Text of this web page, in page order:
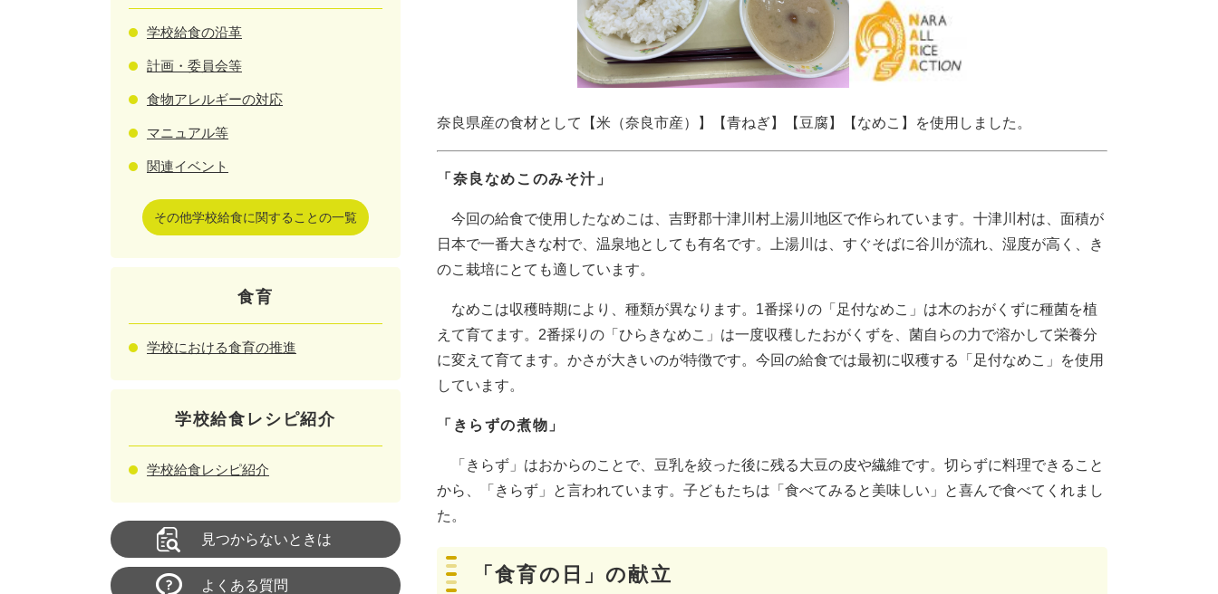
奈良県産の食材として【米（奈良市産）】【青ねぎ】【豆腐】【なめこ】を使用しました。
「奈良なめこのみそ汁」
今回の給食で使用したなめこは、吉野郡十津川村上湯川地区で作られています。十津川村は、面積が
日本で一番大きな村で、温泉地としても有名です。上湯川は、すぐそばに谷川が流れ、湿度が高く、き
のこ栽培にとても適しています。
なめこは収穫時期により、種類が異なります。1番採りの「足付なめこ」は木のおがくずに種菌を植
えて育てます。2番採りの「ひらきなめこ」は一度収穫したおがくずを、菌自らの力で溶かして栄養分
に変えて育てます。かさが大きいのが特徴です。今回の給食では最初に収穫する「足付なめこ」を使用
しています。
「きらずの煮物」
「きらず」はおからのことで、豆乳を絞った後に残る大豆の皮や繊維です。切らずに料理できること
から、「きらず」と言われています。子どもたちは「食べてみると美味しい」と喜んで食べてくれまし
た。
「食育の日」の献立
学校給食の沿革
計画・委員会等
食物アレルギーの対応
マニュアル等
関連イベント
その他学校給食に関することの一覧
食育
学校における食育の推進
学校給食レシピ紹介
学校給食レシピ紹介
見つからないときは
よくある質問